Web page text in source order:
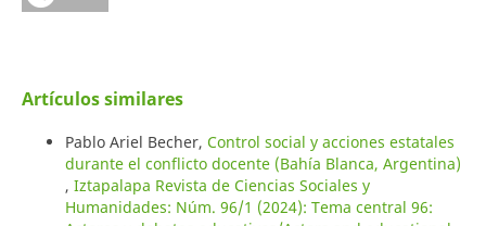
Artículos similares
Pablo Ariel Becher, Control social y acciones estatales
durante el conflicto docente (Bahía Blanca, Argentina)
, Iztapalapa Revista de Ciencias Sociales y
Humanidades: Núm. 96/1 (2024): Tema central 96: